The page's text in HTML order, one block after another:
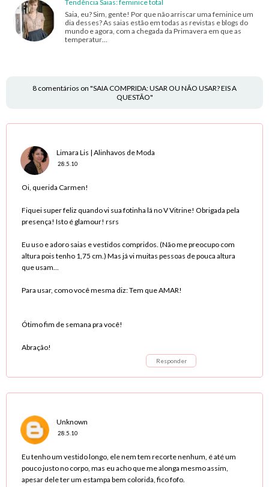
Tendência Saias: feminice total
Saia, eu? Sim, gente! Por que não arriscar uma feminice um
dia desses? As saias estão em todas as revistas e blogs do
mundo e agora, com a chegada da Primavera em que as
temperatur…
8 comentários on "SAIA COMPRIDA: USAR OU NÃO USAR? EIS A
QUESTÃO"
Limara Lis | Alinhavos de Moda
28.5.10
Oi, querida Carmen!
Fiquei super feliz quando vi sua fotinha lá no V Vitrine! Obrigada pela
presença! Isto é glamour! rsrs
Eu uso e adoro saias e vestidos compridos. (Não me preocupo com
altura pois tenho 1,75 cm.) Mas já vi muitas pessoas de pouca altura
que usam...
Para usar, como você mesma diz: Tem que AMAR!
Ótimo fim de semana pra você!
Abração!
Responder
Unknown
28.5.10
Eu tenho um vestido longo, ele nem tem recorte nenhum, é até um
pouco justo no corpo, mas eu acho que me alonga mesmo assim,
apesar dele ter um estampa bem colorida, fico fofo.